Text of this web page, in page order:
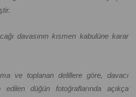
davasının kısmen kabulüne karar
ve toplanan delillere göre, davacı
edilen düğün fotoğraflarında açıkça